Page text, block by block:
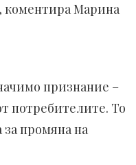
коментира Марина
признание –
потребителите. То
за промяна на